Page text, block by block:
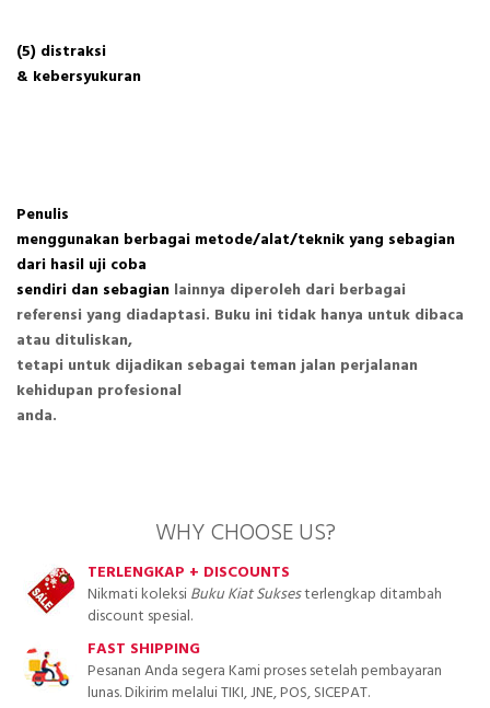
(5) distraksi
& kebersyukuran
Penulis
menggunakan berbagai metode/alat/teknik yang sebagian
dari hasil uji coba
sendiri dan sebagian lainnya diperoleh dari berbagai
referensi yang diadaptasi. Buku ini tidak hanya untuk dibaca
atau dituliskan,
tetapi untuk dijadikan sebagai teman jalan perjalanan
kehidupan profesional
anda.
WHY CHOOSE US?
TERLENGKAP + DISCOUNTS
Nikmati koleksiBuku Kiat Suksesterlengkap ditambah
discount spesial.
FAST SHIPPING
Pesanan Anda segera Kami proses setelah pembayaran
lunas. Dikirim melalui TIKI, JNE, POS, SICEPAT.